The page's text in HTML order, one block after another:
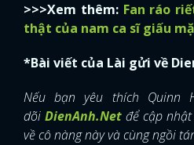
>>>Xem thêm: Fan ráo
thật của nam ca sĩ giấu
*Bài viết của Lài gửi về
Nếu bạn yêu thích Quinn
dõi DienAnh.Net để cập
về cô nàng này và cùng ngồi